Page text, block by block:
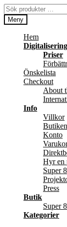
Hoppa
till
navigering
Hoppa
till
innehåll
Sök
efter:
Meny
Hem
Digitalisering
Priser
Önskelista
Checkout
About
Info
Villkor
Butiken
Konto
Hyr en
Super
Press
Butik
Super
Kategorier